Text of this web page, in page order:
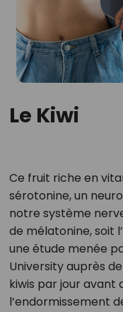
Le Kiwi
Ce fruit riche en
sérotonine, un
notre système
de mélatonine, soit
une étude menée
University auprès
kiwis par jour avant
l’endormissement